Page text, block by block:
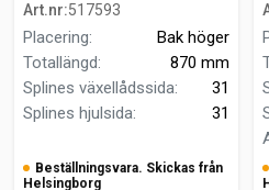
Art.nr:517593
Placering:
Bak höger
Totallängd:
870 mm
Splines växellådssida:
31
Splines hjulsida: 31
Beställningsvara. Skickas från
Helsingborg